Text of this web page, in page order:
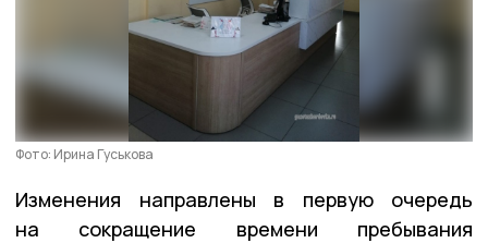
Фото: Ирина Гуськова
Изменения направлены в первую очередь
на сокращение времени пребывания